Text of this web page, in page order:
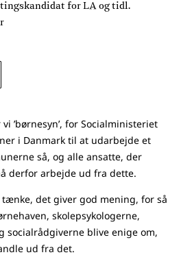
for LA og tidl.
’børnesyn’, for Socialministeriet
i Danmark til at udarbejde et
så, og alle ansatte, der
derfor arbejde ud fra dette.
det giver god mening, for så
skolepsykologerne,
socialrådgiverne blive enige om,
ud fra det.